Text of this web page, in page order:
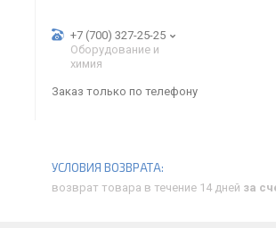
+7 (700) 327-25-25
Оборудование и
химия
Заказ только по телефону
возврат товара в течение 14 дней за